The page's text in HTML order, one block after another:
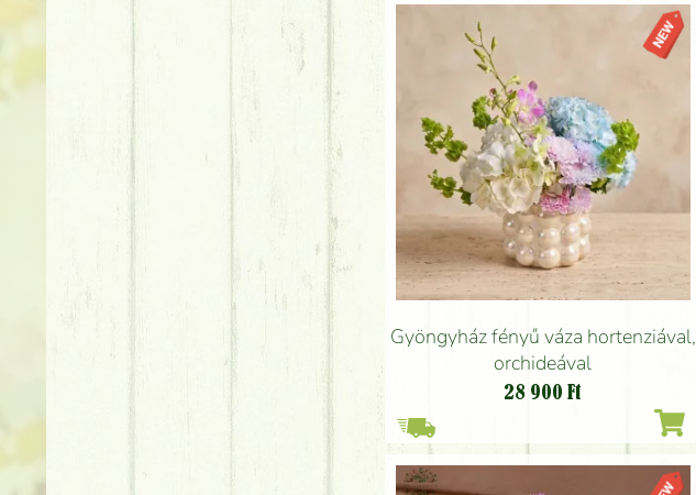
Gyöngyház fényű váza hortenziával,
orchideával
28 900 Ft